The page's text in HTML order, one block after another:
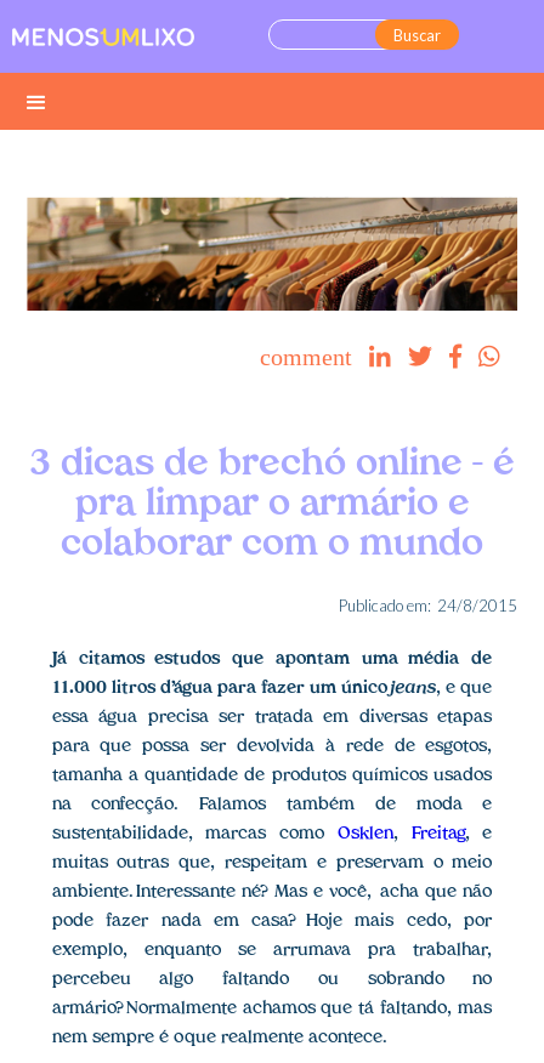
comment    
3 dicas de brechó online - é
pra limpar o armário e
colaborar com o mundo
Publicado em: 24/8/2015
Já citamos estudos que apontam uma média de
11.000 litros d’água para fazer um único jeans, e que
essa água precisa ser tratada em diversas etapas
para que possa ser devolvida à rede de esgotos,
tamanha a quantidade de produtos químicos usados
na confecção. Falamos também de moda e
sustentabilidade, marcas como Osklen, Freitag, e
muitas outras que, respeitam e preservam o meio
ambiente. Interessante né? Mas e você, acha que não
pode fazer nada em casa? Hoje mais cedo, por
exemplo, enquanto se arrumava pra trabalhar,
percebeu algo faltando ou sobrando no
armário? Normalmente achamos que tá faltando, mas
nem sempre é o que realmente acontece.